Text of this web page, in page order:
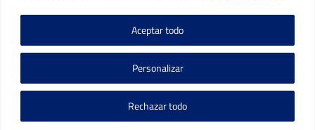
Personalizar
Rechazar todo
Aceptar todo